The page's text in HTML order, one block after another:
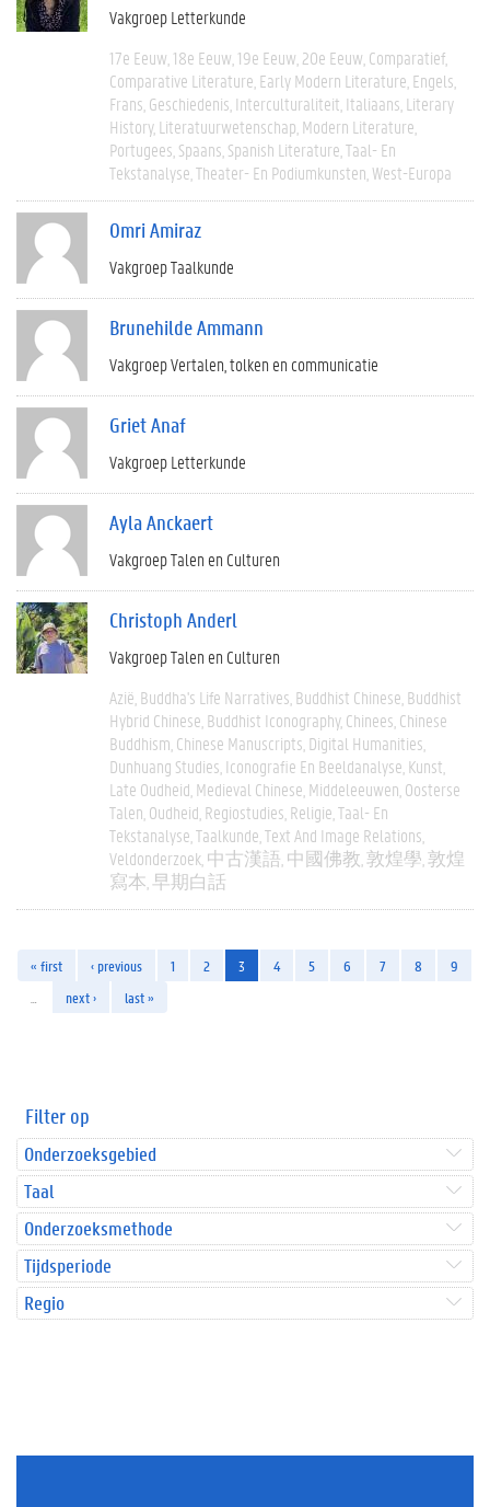
Vakgroep Letterkunde
17e Eeuw 18e Eeuw 19e Eeuw 20e Eeuw Comparatief
Comparative Literature Early Modern Literature Engels
Frans Geschiedenis Interculturaliteit Italiaans Literary
History Literatuurwetenschap Modern Literature
Portugees Spaans Spanish Literature Taal- En
Tekstanalyse Theater- En Podiumkunsten West-Europa
Omri Amiraz
Vakgroep Taalkunde
Brunehilde Ammann
Vakgroep Vertalen, tolken en communicatie
Griet Anaf
Vakgroep Letterkunde
Ayla Anckaert
Vakgroep Talen en Culturen
Christoph Anderl
Vakgroep Talen en Culturen
Azië Buddha's Life Narratives Buddhist Chinese Buddhist
Hybrid Chinese Buddhist Iconography Chinees Chinese
Buddhism Chinese Manuscripts Digital Humanities
Dunhuang Studies Iconografie En Beeldanalyse Kunst
Late Oudheid Medieval Chinese Middeleeuwen Oosterse
Talen Oudheid Regiostudies Religie Taal- En
Tekstanalyse Taalkunde Text And Image Relations
Veldonderzoek 中古漢語 中國佛教 敦煌學 敦煌
寫本 早期白話
« first ‹ previous 1 2 3 4 5 6 7 8
9
next › last »
Filter op
Onderzoeksgebied
Taal
Onderzoeksmethode
Tijdsperiode
Regio